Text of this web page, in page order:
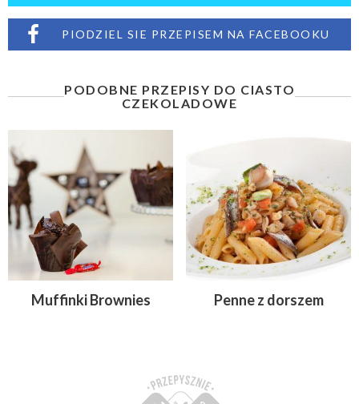
PIODZIEL SIE PRZEPISEM NA FACEBOOKU
PODOBNE PRZEPISY DO CIASTO
CZEKOLADOWE
Muffinki Brownies Penne z dorszem